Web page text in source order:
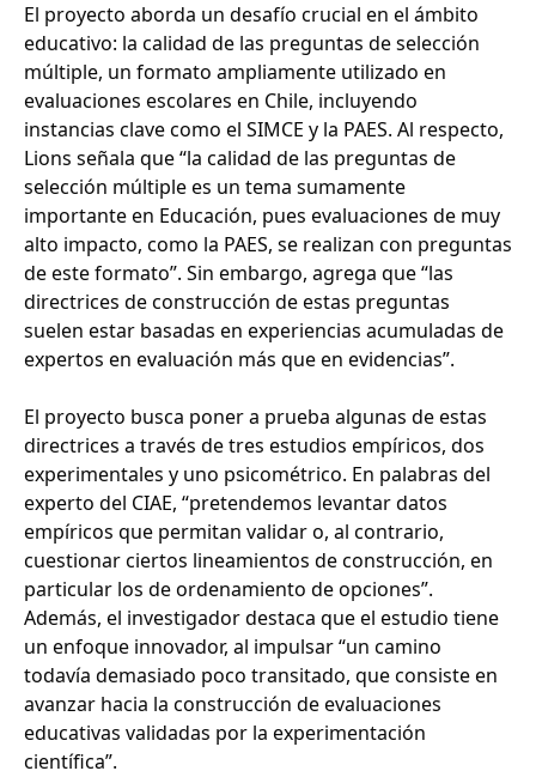
El proyecto aborda un desafío crucial en el ámbito
educativo: la calidad de las preguntas de selección
múltiple, un formato ampliamente utilizado en
evaluaciones escolares en Chile, incluyendo
instancias clave como el SIMCE y la PAES. Al respecto,
Lions señala que “la calidad de las preguntas de
selección múltiple es un tema sumamente
importante en Educación, pues evaluaciones de muy
alto impacto, como la PAES, se realizan con preguntas
de este formato”. Sin embargo, agrega que “las
directrices de construcción de estas preguntas
suelen estar basadas en experiencias acumuladas de
expertos en evaluación más que en evidencias”.
El proyecto busca poner a prueba algunas de estas
directrices a través de tres estudios empíricos, dos
experimentales y uno psicométrico. En palabras del
experto del CIAE, “pretendemos levantar datos
empíricos que permitan validar o, al contrario,
cuestionar ciertos lineamientos de construcción, en
particular los de ordenamiento de opciones”.
Además, el investigador destaca que el estudio tiene
un enfoque innovador, al impulsar “un camino
todavía demasiado poco transitado, que consiste en
avanzar hacia la construcción de evaluaciones
educativas validadas por la experimentación
científica”.